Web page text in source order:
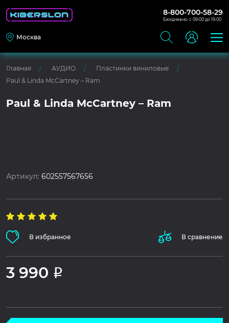
8-800-700-58-29
Ежедневно: с 09:00 до 19:00
Москва
Главная АУДИО
Пластинки виниловые
Paul & Linda McCartney – Ram
Paul & Linda McCartney – Ram
Артикул:602557567656
В избранное В сравнение
3 990 Р